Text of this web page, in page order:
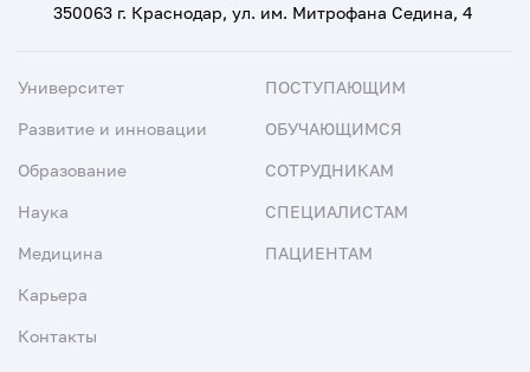
350063 г. Краснодар, ул. им. Митрофана Седина, 4
Университет
Развитие и инновации
Образование
Наука
Медицина
Карьера
Контакты
ПОСТУПАЮЩИМ
ОБУЧАЮЩИМСЯ
СОТРУДНИКАМ
СПЕЦИАЛИСТАМ
ПАЦИЕНТАМ